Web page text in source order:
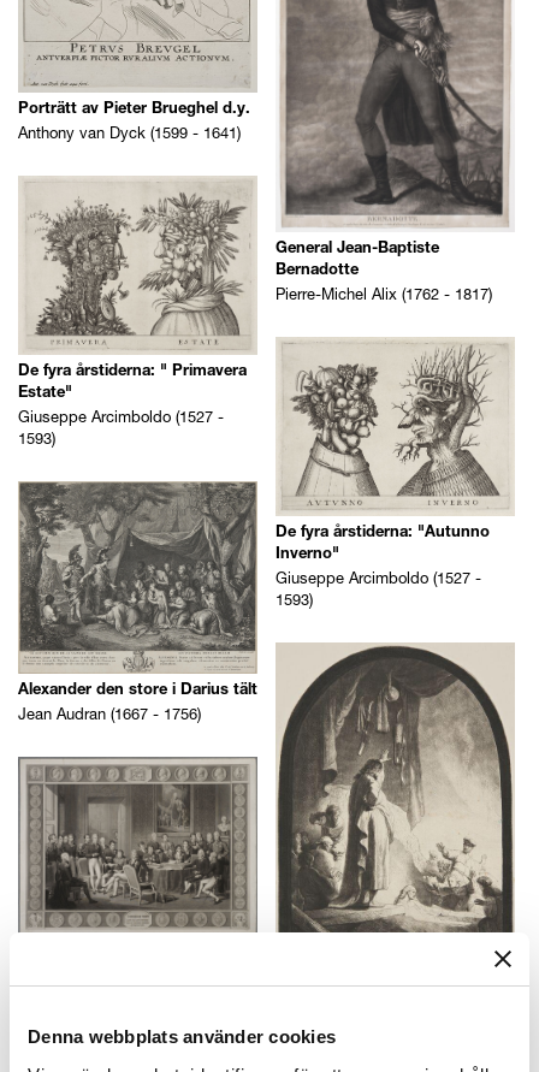
Denna webbplats använder cookies
Porträtt av Pieter Brueghel d.y.
Anthony van Dyck (1599 - 1641)
General Jean-Baptiste
Bernadotte
Pierre-Michel Alix (1762 - 1817)
De fyra årstiderna: " Primavera
Estate"
Giuseppe Arcimboldo (1527 -
1593)
De fyra årstiderna: "Autunno
Inverno"
Giuseppe Arcimboldo (1527 -
1593)
Alexander den store i Darius tält
Jean Audran (1667 - 1756)
(1606 - 1669)